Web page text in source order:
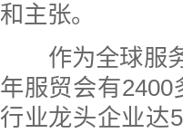
和主张。
作为全球服务
年服贸会有
行业龙头企业达